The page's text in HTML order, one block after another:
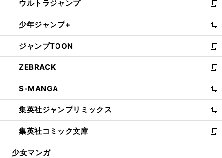
く
で
開
く
ド
ウ
で
開
く
ィ
ン
ド
ウ
で
開
く
い
ウ
ィ
ン
ド
ウ
で
開
く
ウルトラジャンプ
新
し
い
ウ
ィ
ン
ド
ウ
で
開
く
少年ジャンプ+
新
し
い
ウ
ィ
ン
ド
ウ
で
開
く
ジャンプTOON
新
し
い
ウ
ィ
ン
ド
ウ
で
開
ZEBRACK
新
し
い
ウ
ィ
ン
ド
ウ
S-MANGA
新
し
い
ウ
ィ
ン
集英社ジャンプリミックス
新
し
い
ウ
集英社コミック文庫
新
し
少女マンガ